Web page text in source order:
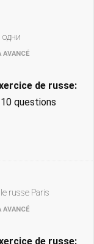
одни
AVANCÉ
de russe:
questions
russe Paris
AVANCÉ
de russe: